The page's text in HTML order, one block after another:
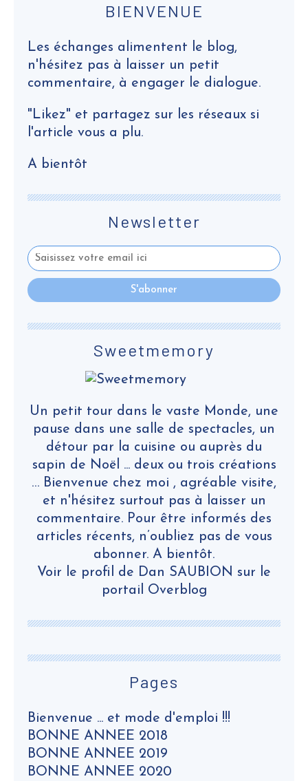
Newsletter
Pages
Bienvenue ... et mode d'emploi !!!
BONNE ANNEE 2018
BONNE ANNEE 2019
BONNE ANNEE 2020
Sweetmemory
Un petit tour dans le vaste Monde, une
pause dans une salle de spectacles, un
détour par la cuisine ou auprès du
sapin de Noël ... deux ou trois créations
… Bienvenue chez moi , agréable visite,
et n'hésitez surtout pas à laisser un
commentaire. Pour être informés des
articles récents, n’oubliez pas de vous
abonner. A bientôt.
Voir le profil de Dan SAUBION sur le
portail Overblog
BIENVENUE
Les échanges alimentent le blog,
n'hésitez pas à laisser un petit
commentaire, à engager le dialogue.
"Likez" et partagez sur les réseaux si
l'article vous a plu.
A bientôt